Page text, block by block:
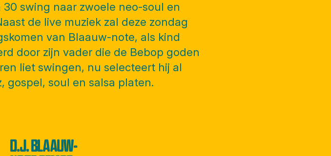
30 swing naar zwoele neo-soul en
de live muziek zal deze zondag
van Blaauw-note, als kind
door zijn vader die de Bebop goden
liet swingen, nu selecteert hij al
gospel, soul en salsa platen.
D.J. BLAAUW-